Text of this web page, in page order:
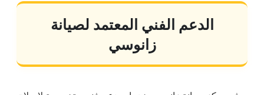
الدعم الفني المعتمد لصيانة
زانوسي